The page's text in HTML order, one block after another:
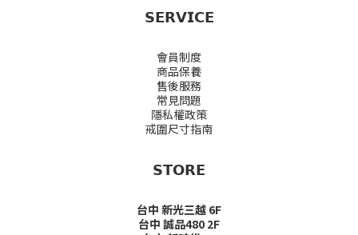
𝗦𝗘𝗥𝗩𝗜𝗖𝗘
會員制度
商品保養
售後服務
常見問題
隱私權政策
戒圍尺寸指南
𝗦𝗧𝗢𝗥𝗘
台中 新光三越 6F
台中 誠品480 2F